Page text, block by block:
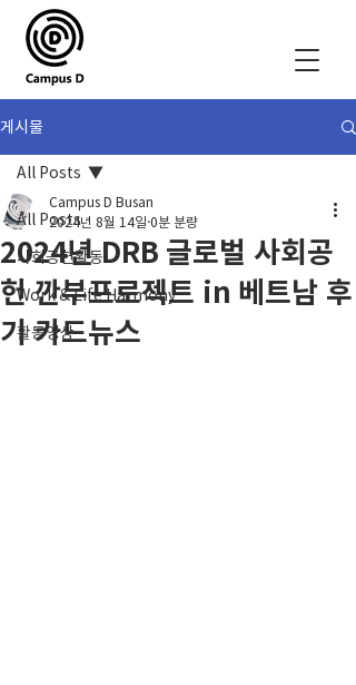
게시물
All Posts
사회공헌활동
Work & Life Harmony
활동영상
All Posts
2024년 DRB 글로벌 사회공
헌 깐부프로젝트 in 베트남 후
기 카드뉴스
Campus D Busan
2024년 8월 14일 0분 분량